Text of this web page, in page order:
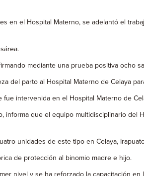
en el Hospital Materno, se adelantó el
mediante una prueba positiva ocho
del parto al Hospital Materno de Celaya
intervenida en el Hospital Materno de
que el equipo multidisciplinario del
unidades de este tipo en Celaya,
de protección al binomio madre e hijo.
nivel y se ha reforzado la capacitación